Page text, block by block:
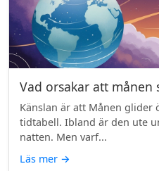
Vad orsakar att månen
Känslan är att Månen glider
tidtabell. Ibland är den ute
natten. Men varf...
Läs mer →